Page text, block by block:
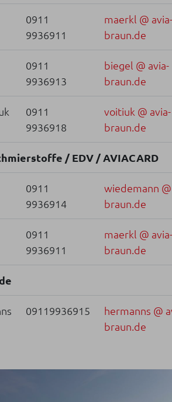
0911
9936911
maerkl @ avia-
braun.de
0911
9936913
biegel @ avia-
braun.de
0911
9936918
voitiuk @ avia-
braun.de
/ EDV / AVIACARD
0911
9936914
wiedemann
braun.de
0911
9936911
maerkl @ avia-
braun.de
09119936915
hermanns @
braun.de